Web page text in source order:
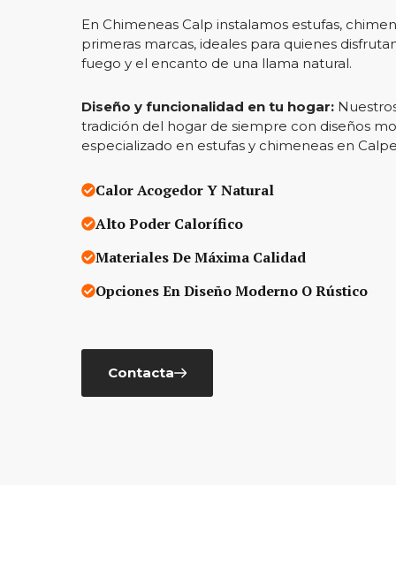
En Chimeneas Calp instalamos estufas,
primeras marcas, ideales para quienes
fuego y el encanto de una llama natural.
Diseño y funcionalidad en tu hogar:
tradición del hogar de siempre con diseños
especializado en estufas y chimeneas en
Calor Acogedor Y Natural
Alto Poder Calorífico
Materiales De Máxima Calidad
Opciones En Diseño Moderno O Rústico
Contacta